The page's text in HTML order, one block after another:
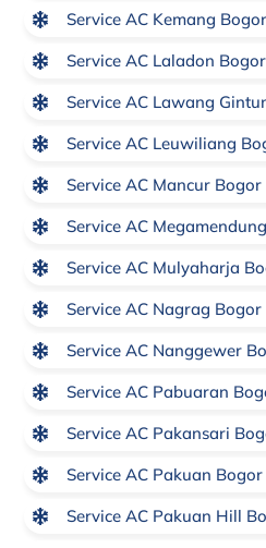
Service AC Kemang Bogor
Service AC Laladon Bogor
Service AC Lawang
Service AC Leuwiliang
Service AC Mancur Bogor
Service AC
Service AC Mulyaharja
Service AC Nagrag Bogor
Service AC Nanggewer
Service AC Pabuaran
Service AC Pakansari
Service AC Pakuan Bogor
Service AC Pakuan Hill